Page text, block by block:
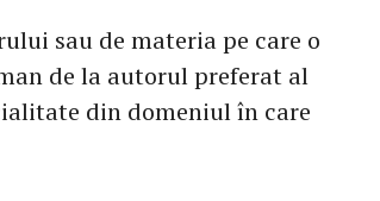
sau de materia pe care o
de la autorul preferat al
din domeniul în care